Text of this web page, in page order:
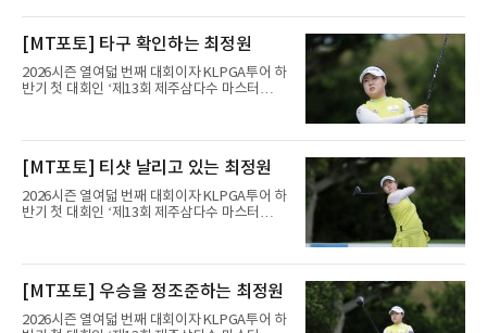
트(파72/6,767야드)에서 열리고 있다.6일 현재
홀에서 경기하고 있다.
[MT포토] 타구 확인하는 최정원
2026시즌 열여덟 번째 대회이자 KLPGA투어 하
반기 첫 대회인 ‘제13회 제주삼다수 마스터
트(파72/6,767야드)에서 열리고 있다.6일 현재
홀에서 경기하고 있다.
[MT포토] 티샷 날리고 있는 최정원
2026시즌 열여덟 번째 대회이자 KLPGA투어 하
반기 첫 대회인 ‘제13회 제주삼다수 마스터
트(파72/6,767야드)에서 열리고 있다.6일 현재
홀에서 경기하고 있다.
[MT포토] 우승을 정조준하는 최정원
2026시즌 열여덟 번째 대회이자 KLPGA투어 하